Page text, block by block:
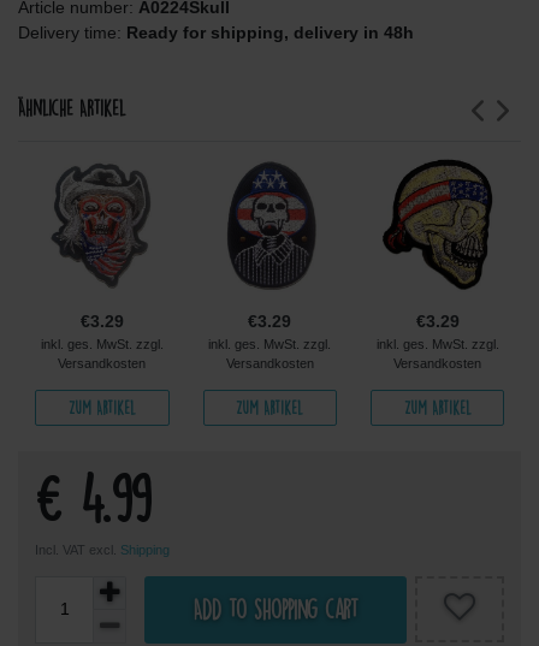
Article number: A0224Skull
Delivery time: Ready for shipping, delivery in 48h
Ähnliche Artikel
€3.29
inkl. ges. MwSt. zzgl.
Versandkosten
Zum Artikel
€3.29
inkl. ges. MwSt. zzgl.
Versandkosten
Zum Artikel
€3.29
inkl. ges. MwSt. zzgl.
Versandkosten
Zum Artikel
€ 4.99
Incl. VAT excl. Shipping
Add to shopping cart